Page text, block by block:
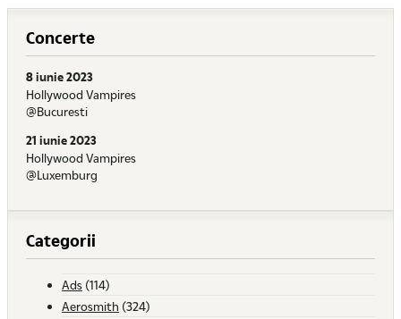
Concerte
8 iunie 2023
Hollywood Vampires
@Bucuresti
21 iunie 2023
Hollywood Vampires
@Luxemburg
Categorii
Ads (114)
Aerosmith (324)